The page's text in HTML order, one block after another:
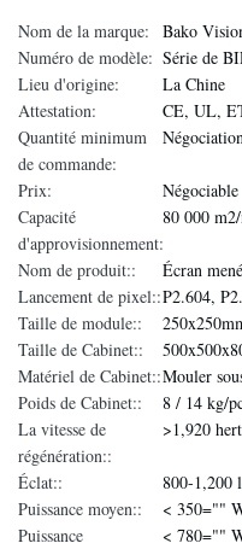
Nom de la marque:
Bako
Numéro de modèle: Série de
Lieu d'origine:
La Chine
Attestation:
CE, UL,
Quantité minimum
de commande:
Prix:
Négociable
Capacité
d'approvisionnement:
80 000
Nom de produit::
Écran
Lancement de pixel::P2.604,
Taille de module::
Taille de Cabinet::
Matériel de Cabinet::Mouler
Poids de Cabinet::
8 / 14 kg/
La vitesse de
régénération::
>1,920
Éclat::
800-1,200
Puissance moyen::
< 350=""
Puissance
< 780=""